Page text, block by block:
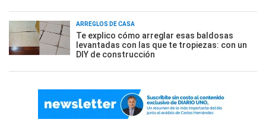
ARREGLOS DE CASA
Te explico cómo arreglar esas baldosas
levantadas con las que te tropiezas: con un
DIY de construcción